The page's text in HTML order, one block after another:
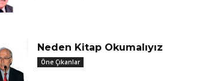
Neden Kitap Okumalıyız
Öne Çıkanlar